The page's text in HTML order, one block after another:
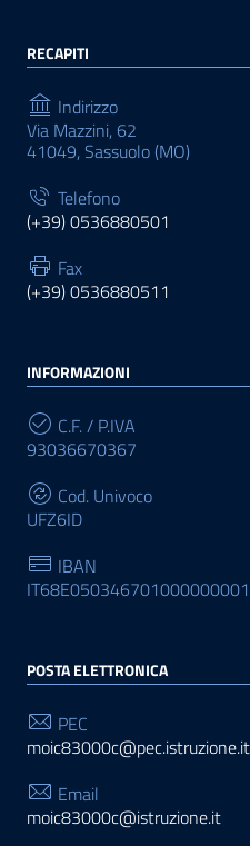
RECAPITI
Indirizzo
Via Mazzini, 62
41049, Sassuolo (MO)
Telefono
(+39) 0536880501
Fax
(+39) 0536880511
INFORMAZIONI
C.F. / P.IVA
93036670367
Cod. Univoco
UFZ6ID
IBAN
POSTA ELETTRONICA
PEC
moic83000c@pec.istruzione.it
Email
moic83000c@istruzione.it